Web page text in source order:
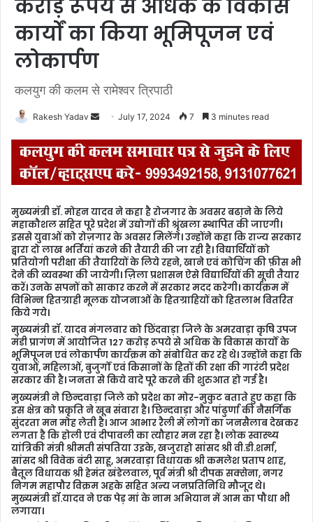
करोड़ रूपये से अधिक के विकास
कार्यों का किया भूमिपूजन एवं
लोकार्पण
कलयुग की कलम से रामेश्वर त्रिपाठी
Rakesh Yadav
n
d
a
e
m
a
l
July 17, 2024 7 3 minutes read
मुख्यमंत्री डॉ. मोहन यादव ने कहा है रोजगार के अवसर बढा़ने के लिये
महाकौशल सहित पूरे प्रदेश में उद्योगों की श्रृंखला स्थापित की जाएगी।
इससे युवाओं को रोज़गार के अवसर मिलेंगे। उन्होंने कहा कि राज्य सरकार
द्वारा दो लाख भर्तियां करने की तैयारी की जा रही है। विद्यार्थियों को
प्रतियोगी परीक्षा की तैयारियों के लिये रहने, खाने एवं कोचिंग की फ़ीस भी
देने की व्यवस्था की जायेगी। ज़िला प्रशासन ऐसे विद्यार्थियों की सूची तैयार
करें। उनके सपनों को साकार करने में सरकार मदद करेगी। कार्यक्रम में
विभिन्न हितग्राही मूलक योजनाओं के हितग्राहियों को हितलाभ वितरित
किये गये।
मुख्यमंत्री डॉ. यादव मंगलवार को छिंदवाड़ा जिले के अमरवाड़ा कृषि उपज
मंडी प्रागंण में आयोजित 127 करोड़ रूपये से अधिक के विकास कार्यों के
भूमिपूजन एवं लोकार्पण कार्यक्रम को संबोधित कर रहे थे। उन्होंने कहा कि
युवाओं, महिलाओं, बुजुर्गों एवं किसानों के हितों की रक्षा की गारंटी प्रदेश
सरकार की है। जनता से किये वादे पूरे करने की शुरुआत हो गई है।
मुख्यमंत्री ने छिन्दवाड़ा जिले को प्रदेश का मोर-मुकुट बताते हुए कहा कि
इस क्षेत्र को प्रकृति ने खूब संवारा है। छिन्दवाड़ा और पांढुर्णा की नैसर्गिक
सुंदरता मन मोह लेती है। आज आभार रैली में लोगों का जनसैलाब देखकर
लगता है कि होली एवं दीपावली का त्यौहार मन रहा है। लोक स्वास्थ्य
यांत्रिकी मंत्री श्रीमती संपतिया उइके, खजुराहो सांसद श्री वी.डी.शर्मा,
सांसद श्री विवेक बंटी साहू, अमरवाड़ा विधायक श्री कमलेश प्रताप शाह,
बैतूल विधायक श्री हेमंत खंडेलवाल, पूर्व मंत्री श्री दीपक सक्सेना, नगर
निगम महापौर विक्रम अहके सहित अन्य जनप्रतिनिधि मौजूद थे।
मुख्यमंत्री डॉ.यादव ने एक पेड़ मां के नाम अभियान में आम का पौधा भी
लगाया।